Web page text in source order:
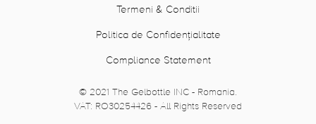
Termeni & Conditii
Politica de Confidențialitate
Compliance Statement
© 2021 The Gelbottle INC - Romania.
VAT: RO30254426 - All Rights Reserved